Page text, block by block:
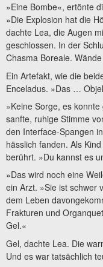
»Eine Bombe«, ertönte
»Die Explosion hat die
dachte Lea, die Augen
geschlossen. In der
Chasma Boreale.
Ein Artefakt, wie die
Enceladus. »Das …
»Keine Sorge, es
sanfte, ruhige Stimme
den Interface-Spangen
hässlich fanden. Als
berührt. »Du kannst es
»Das wird noch eine
ein Arzt. »Sie ist schwer
dem Leben
Frakturen und
Gel.«
Gel, dachte Lea. Die
Und es war tatsächlich